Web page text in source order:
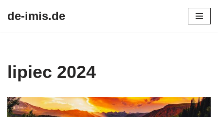
de-imis.de
lipiec 2024